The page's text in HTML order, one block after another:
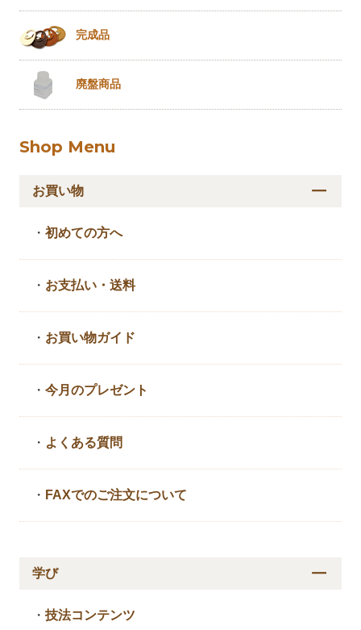
完成品
廃盤商品
Shop Menu
お買い物
・初めての方へ
・ お支払い・送料
・ お買い物ガイド
・今月のプレゼント
・ よくある質問
・ FAXでのご注文について
学び
・技法コンテンツ